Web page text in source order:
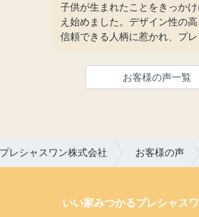
子供が生まれたことをきっか
え始めました。デザイン性の
信頼できる人柄に惹かれ、プレ
りの空間は、暮らし始めた今
い時間を育む、最高の場所に
お客様の声一覧
レシャスワン株式会社 お客様の声
いい家みつかるプレシャス